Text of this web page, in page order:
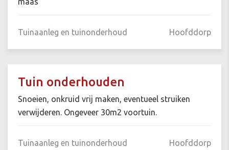
Tuinaanleg en tuinonderhoud Hoofddorp
Tuin onderhouden
Snoeien, onkruid vrij maken, eventueel struiken
verwijderen. Ongeveer 30m2 voortuin.
Tuinaanleg en tuinonderhoud Hoofddorp